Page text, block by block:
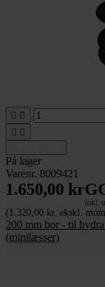
 
 
På lager
Varenr. 8009421
1.650,00 kr
inkl.
(1.320,00 kr. ekskl.
200 mm bor - til
(minilæsser)